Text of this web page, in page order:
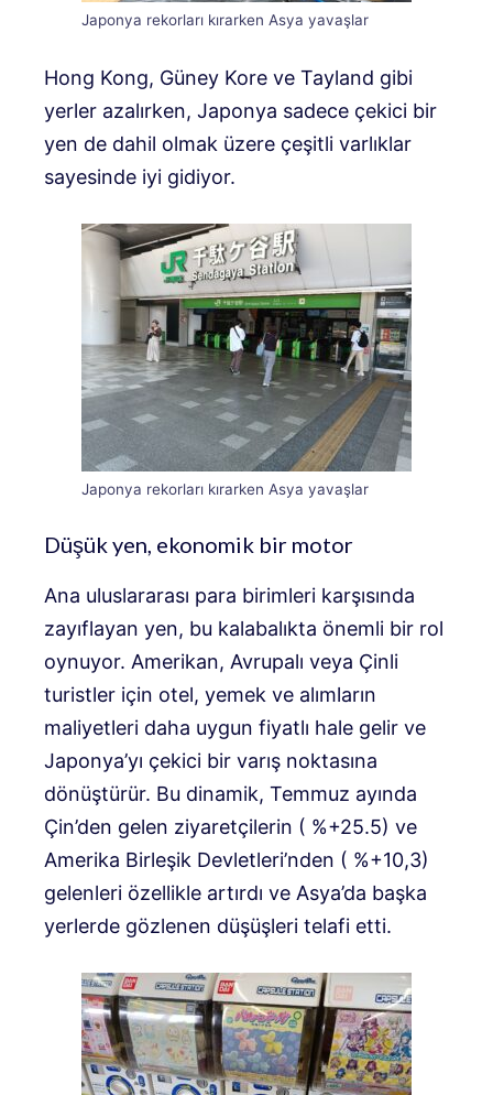
Japonya rekorları kırarken Asya yavaşlar
Hong Kong, Güney Kore ve Tayland gibi
yerler azalırken, Japonya sadece çekici bir
yen de dahil olmak üzere çeşitli varlıklar
sayesinde iyi gidiyor.
Japonya rekorları kırarken Asya yavaşlar
Düşük yen, ekonomik bir motor
Ana uluslararası para birimleri karşısında
zayıflayan yen, bu kalabalıkta önemli bir rol
oynuyor. Amerikan, Avrupalı ​​veya Çinli
turistler için otel, yemek ve alımların
maliyetleri daha uygun fiyatlı hale gelir ve
Japonya’yı çekici bir varış noktasına
dönüştürür. Bu dinamik, Temmuz ayında
Çin’den gelen ziyaretçilerin ( %+25.5) ve
Amerika Birleşik Devletleri’nden ( %+10,3)
gelenleri özellikle artırdı ve Asya’da başka
yerlerde gözlenen düşüşleri telafi etti.